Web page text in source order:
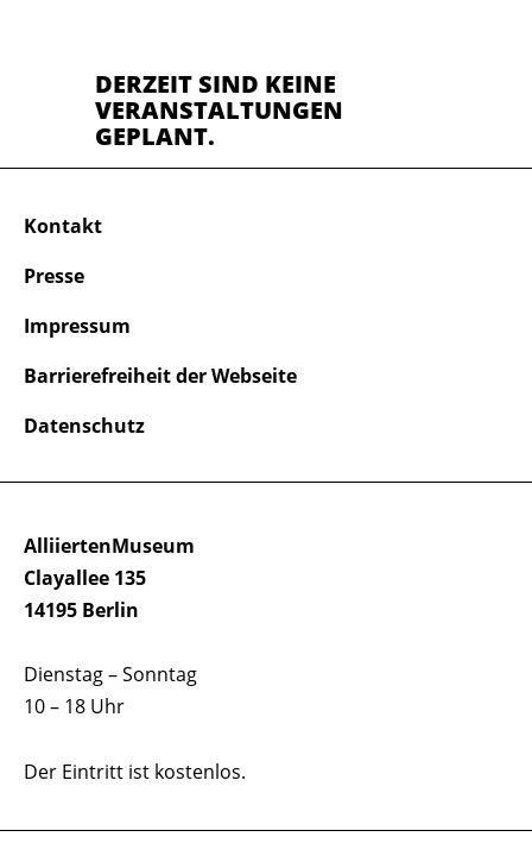
DERZEIT SIND KEINE
VERANSTALTUNGEN
GEPLANT.
AlliiertenMuseum
Clayallee 135
14195 Berlin
Dienstag – Sonntag
10 – 18 Uhr
Der Eintritt ist kostenlos.
Kontakt
Presse
Impressum
Barrierefreiheit der Webseite
Datenschutz